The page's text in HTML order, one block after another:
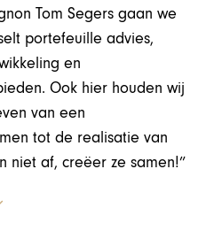
Tom Segers gaan we
portefeuille advies,
en
Ook hier houden wij
van een
tot de realisatie van
niet af, creëer ze samen!”